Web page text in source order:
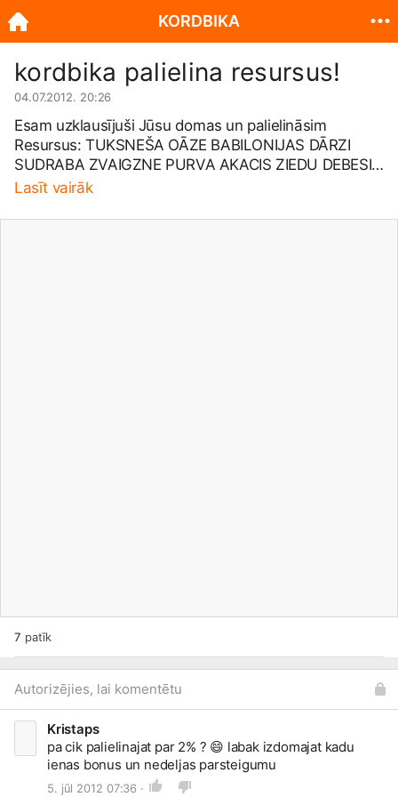
kordbika palielina resursus!
04.07.2012. 20:26
Esam uzklausījuši Jūsu domas un palielināsim
Resursus: TUKSNEŠA OĀZE BABILONIJAS DĀRZI
SUDRABA ZVAIGZNE PURVA AKACIS ZIEDU DEBESIS
NOGRIMUŠAIS KUĢIS
Lasīt vairāk
7 patīk
Autorizējies, lai komentētu
Kristaps
pa cik palielinajat par 2% ? 😄 labak izdomajat kadu
ienas bonus un nedeljas parsteigumu
5. jūl 2012 07:36 ·
KORDBIKA